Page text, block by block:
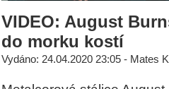
VIDEO: August
do morku kostí
Vydáno: 24.04.2020 23:05 - Mates